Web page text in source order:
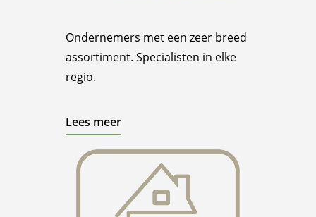
Ondernemers met een zeer breed
assortiment. Specialisten in elke
regio.
Lees meer